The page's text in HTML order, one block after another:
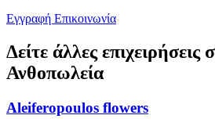
Εγγραφή Επικοινωνία
Δείτε άλλες επιχειρήσεις
Ανθοπωλεία
Aleiferopoulos flowers